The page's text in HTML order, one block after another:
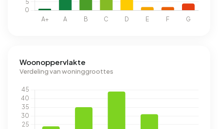
Woonoppervlakte
Verdeling van woninggroottes